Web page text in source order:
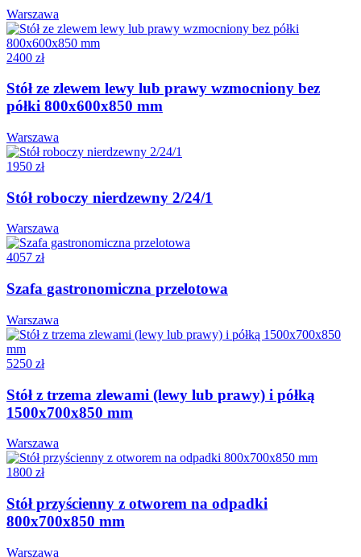
Warszawa
2400 zł
Stół ze zlewem lewy lub prawy wzmocniony bez
półki 800x600x850 mm
Warszawa
1950 zł
Stół roboczy nierdzewny 2/24/1
Warszawa
4057 zł
Szafa gastronomiczna przelotowa
Warszawa
5250 zł
Stół z trzema zlewami (lewy lub prawy) i półką
1500x700x850 mm
Warszawa
1800 zł
Stół przyścienny z otworem na odpadki
800x700x850 mm
Warszawa